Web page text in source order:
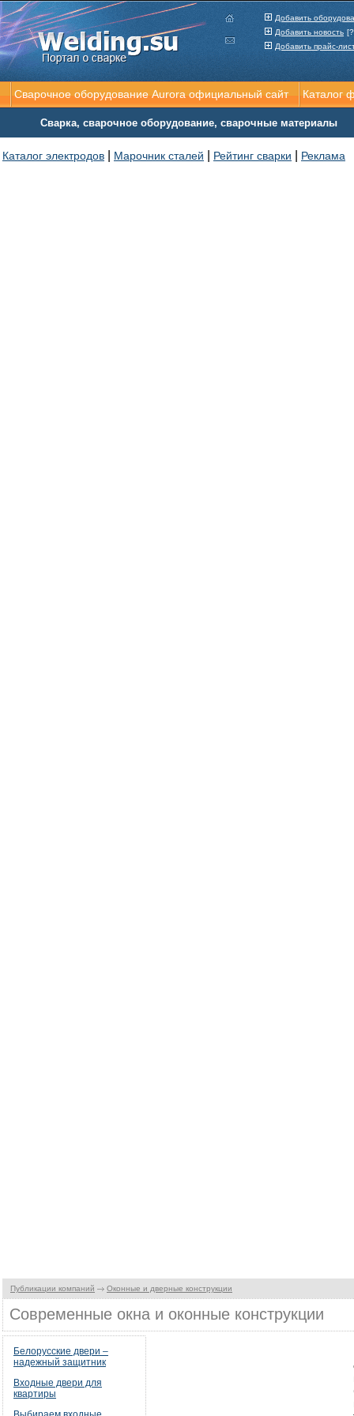
Публикации компаний Оконные и дверные конструкции
Современные окна и оконные конструкции
Белорусские двери –
надежный защитник
Входные двери для
квартиры
Сварочное оборудование Aurora официальный сайт Каталог
Сварка, сварочное оборудование, сварочные материалы
Каталог электродов Марочник сталей Рейтинг сварки Реклама
Добавить
Добавить новость
Добавить прайс-